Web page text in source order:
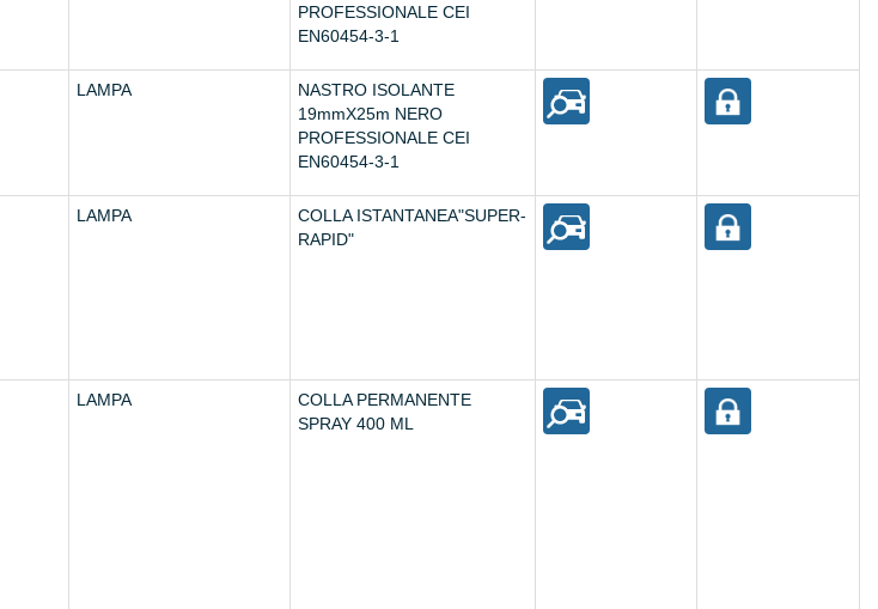
PROFESSIONALE CEI
EN60454-3-1
LAMPA
NASTRO ISOLANTE
19mmX25m NERO
PROFESSIONALE CEI
EN60454-3-1
LAMPA
COLLA ISTANTANEA"SUPER-
RAPID"
LAMPA
COLLA PERMANENTE
SPRAY 400 ML